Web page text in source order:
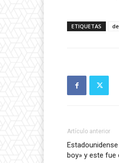
ETIQUETAS
Artículo anterior
boy» y este fue